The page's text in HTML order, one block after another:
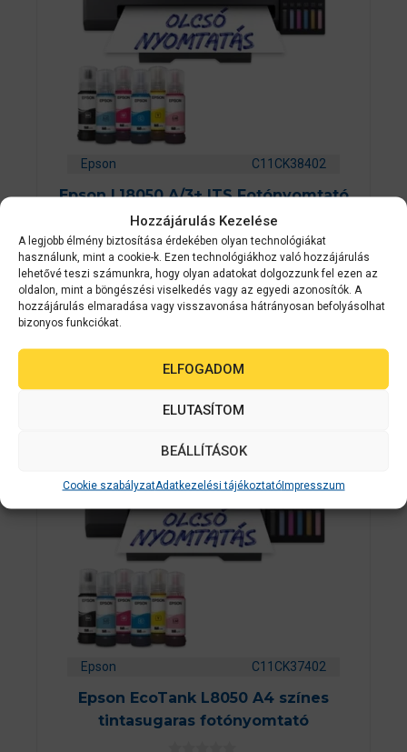
Hozzájárulás Kezelése
A legjobb élmény biztosítása érdekében olyan technológiákat
használunk, mint a cookie-k. Ezen technológiákhoz való hozzájárulás
lehetővé teszi számunkra, hogy olyan adatokat dolgozzunk fel ezen az
oldalon, mint a böngészési viselkedés vagy az egyedi azonosítók. A
hozzájárulás elmaradása vagy visszavonása hátrányosan befolyásolhat
bizonyos funkciókat.
ELFOGADOM
ELUTASÍTOM
BEÁLLÍTÁSOK
Cookie szabályzatAdatkezelési tájékoztatóImpresszum
Epson C11CK38402
Epson L18050 A/3+ ITS Fotónyomtató
0
a
5
-
b
ő
Készleten
230 900Ft
Epson C11CK37402
Epson EcoTank L8050 A4 színes
tintasugaras fotónyomtató